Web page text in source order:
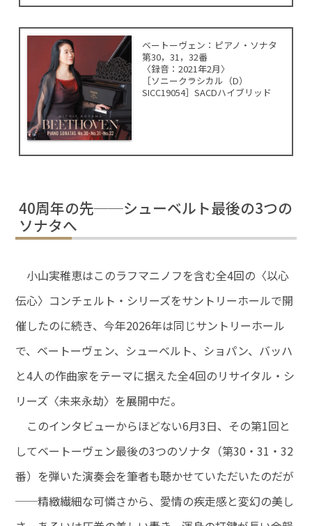
ベートーヴェン：ピアノ・ソナタ
第30，31，32番
〈録音：2021年2月〉
［ソニークラシカル（D）
SICC19054］SACDハイブリッド
40周年の先──シューベルト最後の3つの
ソナタへ
小山実稚恵はこのラフマニノフを含む全4回の〈以心
伝心〉コンチェルト・シリーズをサントリーホールで開
催したのに続き、今年2026年は同じサントリーホール
で、ベートーヴェン、シューベルト、ショパン、バッハ
と4人の作曲家をテーマに据えた全4回のリサイタル・シ
リーズ〈未来永劫〉を展開中だ。
このインタビューからほどない6月3日、その第1回と
してベートーヴェン最後の3つのソナタ（第30・31・32
番）を弾いた演奏会を筆者も聴かせていただいたのだが
──精緻繊細な可憐さから、愛情の疾走感と変幻の美し